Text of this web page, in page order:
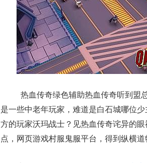
热血传奇绿色辅助热血传奇听到盟
是一些中老年玩家，难道是白石城哪位
方的玩家沃玛战士？见热血传奇诧异的
点，网页游戏村服鬼服平台，得到纵横